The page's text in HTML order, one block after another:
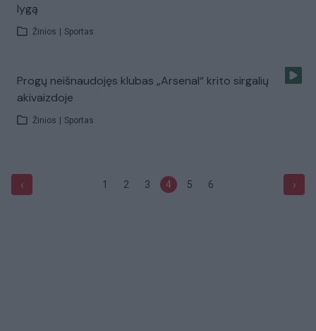
lygą
Žinios Sportas
Progų neišnaudojęs klubas „Arsenal“ krito sirgalių
akivaizdoje
Žinios Sportas
‹ 1 2 3 4 5 6 ›